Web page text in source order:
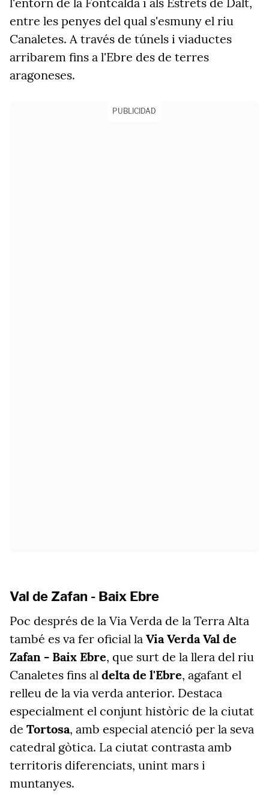
entre les penyes del qual s'esmuny el riu
Canaletes. A través de túnels i viaductes
arribarem fins a l'Ebre des de terres
aragoneses.
PUBLICIDAD
Val de Zafan - Baix Ebre
Poc després de la Via Verda de la Terra Alta
també es va fer oficial la Via Verda Val de
Zafan - Baix Ebre, que surt de la llera del riu
Canaletes fins al delta de l'Ebre, agafant el
relleu de la via verda anterior. Destaca
especialment el conjunt històric de la ciutat
de Tortosa, amb especial atenció per la seva
catedral gòtica. La ciutat contrasta amb
territoris diferenciats, unint mars i
muntanyes.